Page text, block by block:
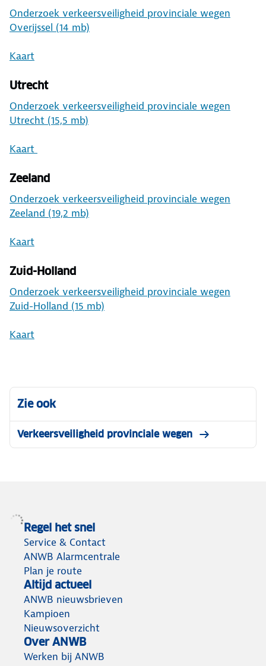
Onderzoek verkeersveiligheid provinciale wegen
Overijssel (14 mb)
Kaart
Utrecht
Onderzoek verkeersveiligheid provinciale wegen
Utrecht (15,5 mb)
Kaart
Zeeland
Onderzoek verkeersveiligheid provinciale wegen
Zeeland (19,2 mb)
Kaart
Zuid-Holland
Onderzoek verkeersveiligheid provinciale wegen
Zuid-Holland (15 mb)
Kaart
Zie ook
Verkeersveiligheid provinciale wegen
Regel het snel
Service & Contact
ANWB Alarmcentrale
Plan je route
Altijd actueel
ANWB nieuwsbrieven
Kampioen
Nieuwsoverzicht
Over ANWB
Werken bij ANWB